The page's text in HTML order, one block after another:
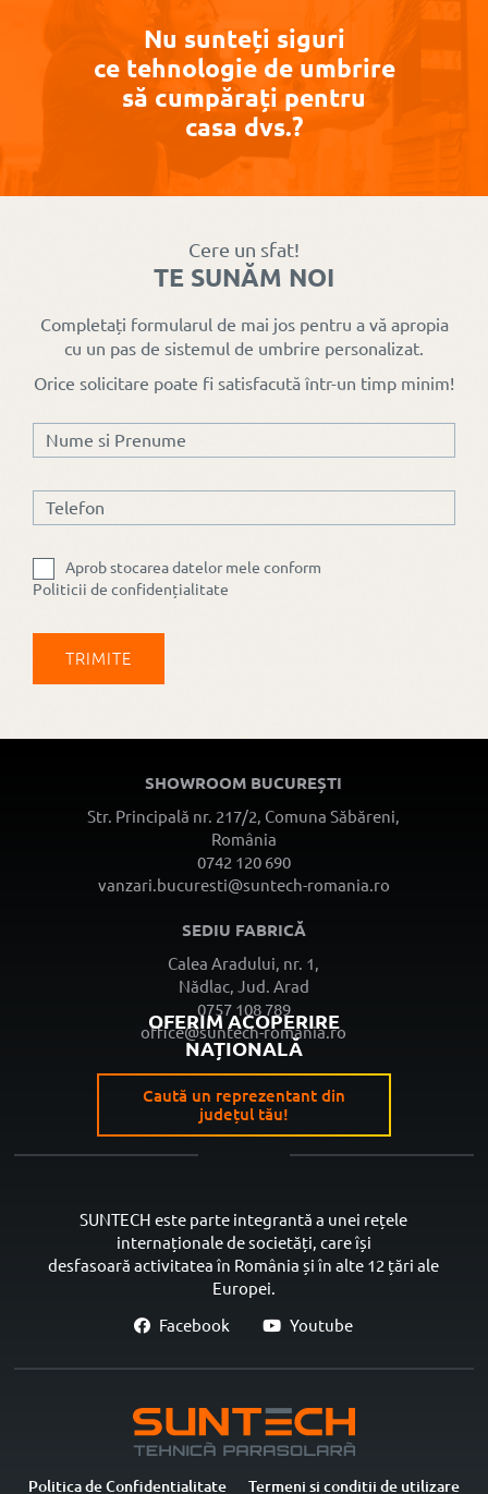
Nu sunteți siguri
ce tehnologie de umbrire
să cumpărați pentru
casa dvs.?
Cere un sfat!
TE SUNĂM NOI
Completați formularul de mai jos pentru a vă apropia
cu un pas de sistemul de umbrire personalizat.
Orice solicitare poate fi satisfacută într-un timp minim!
Aprob stocarea datelor mele conform
Politicii de confidențialitate
SHOWROOM BUCUREȘTI
Str. Principală nr. 217/2, Comuna Săbăreni,
România
0742 120 690
vanzari.bucuresti@suntech-romania.ro
SEDIU FABRICĂ
Calea Aradului, nr. 1,
Nădlac, Jud. Arad
0757 108 789
office@suntech-romania.ro
OFERIM ACOPERIRE
NAȚIONALĂ
Caută un reprezentant din
județul tău!
SUNTECH este parte integrantă a unei rețele
internaționale de societăți, care își
desfasoară activitatea în România și în alte 12 țări ale
Europei.
Facebook
Youtube
Politica de Confidentialitate Termeni si conditii de utilizare